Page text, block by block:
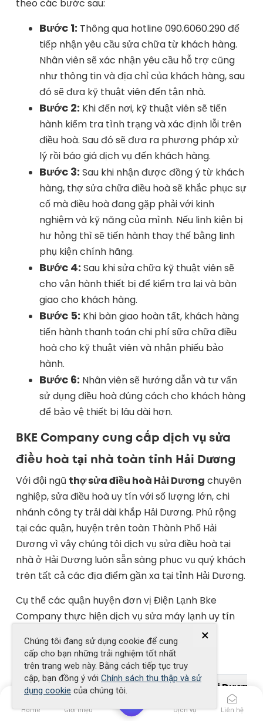
theo các bước sau:
Bước 1: Thông qua hotline 090.6060.290 để
tiếp nhận yêu cầu sửa chữa từ khách hàng.
Nhân viên sẽ xác nhận yêu cầu hỗ trợ cũng
như thông tin và địa chỉ của khách hàng, sau
đó sẽ đưa kỹ thuật viên đến tận nhà.
Bước 2: Khi đến nơi, kỹ thuật viên sẽ tiến
hành kiểm tra tình trạng và xác định lỗi trên
điều hoà. Sau đó sẽ đưa ra phương pháp xử
lý rồi báo giá dịch vụ đến khách hàng.
Bước 3: Sau khi nhận được đồng ý từ khách
hàng, thợ sửa chữa điều hoà sẽ khắc phục sự
cố mà điều hoà đang gặp phải với kinh
nghiệm và kỹ năng của mình. Nếu linh kiện bị
hư hỏng thì sẽ tiến hành thay thế bằng linh
phụ kiện chính hãng.
Bước 4: Sau khi sửa chữa kỹ thuật viên sẽ
cho vận hành thiết bị để kiểm tra lại và bàn
giao cho khách hàng.
Bước 5: Khi bàn giao hoàn tất, khách hàng
tiến hành thanh toán chi phí sữa chữa điều
hoà cho kỹ thuật viên và nhận phiếu bảo
hành.
Bước 6: Nhân viên sẽ hướng dẫn và tư vấn
sử dụng điều hoà đúng cách cho khách hàng
để bảo vệ thiết bị lâu dài hơn.
BKE Company cung cấp dịch vụ sửa
điều hoà tại nhà toàn tỉnh Hải Dương
Với đội ngũ thợ sửa điều hoà Hải Dương chuyên
nghiệp, sửa điều hoà uy tín với số lượng lớn, chi
nhánh công ty trải dài khắp Hải Dương. Phủ rộng
tại các quận, huyện trên toàn Thành Phố Hải
Dương vì vậy chúng tôi dịch vụ sửa điều hoà tại
nhà ở Hải Dương luôn sẵn sàng phục vụ quý khách
trên tất cả các địa điểm gần xa tại tỉnh Hải Dương.
Cụ thể các quận huyện đơn vị Điện Lạnh Bke
Company thực hiện dịch vụ sửa máy lạnh uy tín
STT
Địa Chỉ Liên Hệ Sửa Điều Hòa
Sửa điều hoà tại nhà thành phố Hải Dương.
2
Sửa điều hoà tại nhà huyện Gia Lộc.
Home Giới thiệu Dịch vụ Liên hệ
×
Chúng tôi đang sử dụng cookie để cung
cấp cho bạn những trải nghiệm tốt nhất
trên trang web này. Bằng cách tiếp tục truy
cập, bạn đồng ý với Chính sách thu thập và sử
dụng cookie của chúng tôi.